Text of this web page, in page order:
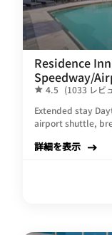
Residence
Speedway/
4.5 (1033 レビ
Extended stay
airport shuttle,
詳細を表示